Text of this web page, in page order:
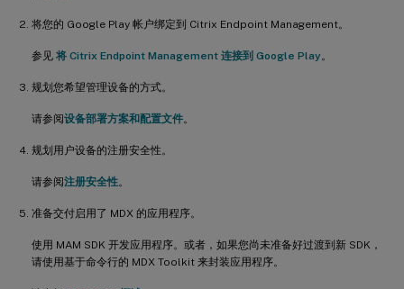
将您的 Google Play 帐户绑定到 Citrix Endpoint Management。
参见 将 Citrix Endpoint Management 连接到 Google Play 。
规划您希望管理设备的方式。
请参阅设备部署方案和配置文件。
规划用户设备的注册安全性。
请参阅注册安全性。
准备交付启用了 MDX 的应用程序。
使用 MAM SDK 开发应用程序。或者，如果您尚未准备好过渡到新 SDK，
请使用基于命令行的 MDX Toolkit 来封装应用程序。